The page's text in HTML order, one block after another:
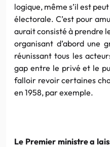
logique, même s’il est
électorale. C’est pour
aurait consisté à prendre
organisant d’abord une
réunissant tous les
gap entre le privé et le
falloir revoir certaines
en 1958, par exemple.
Le Premier ministre a